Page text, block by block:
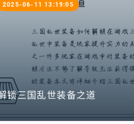
锁三国乱世装备之道
2025-06-11 13:19:05